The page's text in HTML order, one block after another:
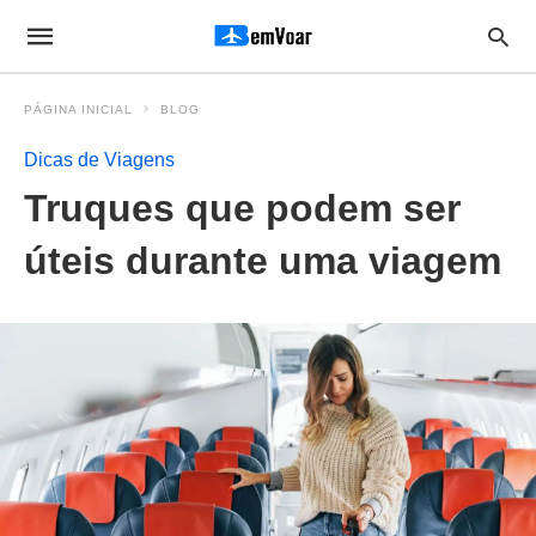
PÁGINA INICIAL BLOG
Dicas de Viagens
Truques que podem ser
úteis durante uma viagem